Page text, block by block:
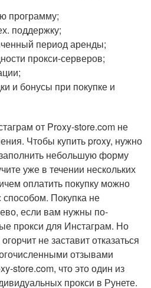
программу;
поддержку;
период аренды;
прокси-серверов;
и бонусы при покупке и
от Proxy-store.com не
Чтобы купить proxy, нужно
небольшую форму
уже в течении нескольких
оплатить покупку можно
Покупка не
если вам нужны по-
прокси для Инстаграм. Но
не заставит отказаться
отзывами
store.com, что это один из
прокси в Рунете.